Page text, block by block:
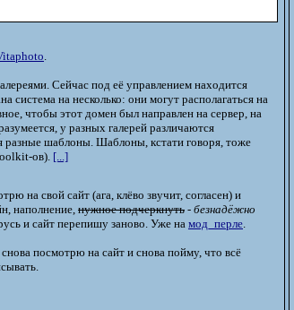
.
Сейчас под её управлением находится
система на несколько: они могут располагаться на
чтобы этот домен был направлен на сервер, на
у разных галерей различаются
разные шаблоны. Шаблоны, кстати говоря, тоже
ов). [...]
на свой сайт (ага, клёво звучит, согласен) и
наполнение, нужное подчеркнуть - безнадёжно
и сайт перепишу заново. Уже на мод_перле.
посмотрю на сайт и снова пойму, что всё